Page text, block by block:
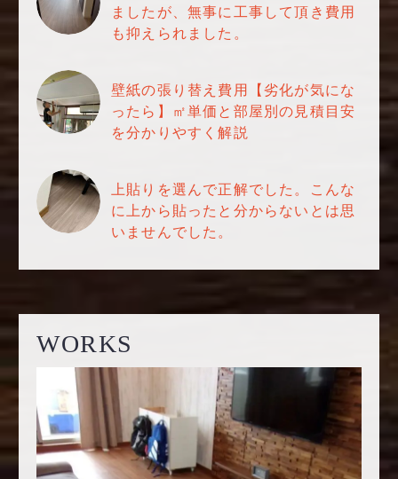
ましたが、無事に工事して頂き費用
も抑えられました。
壁紙の張り替え費用【劣化が気にな
ったら】㎡単価と部屋別の見積目安
を分かりやすく解説
上貼りを選んで正解でした。こんな
に上から貼ったと分からないとは思
いませんでした。
WORKS